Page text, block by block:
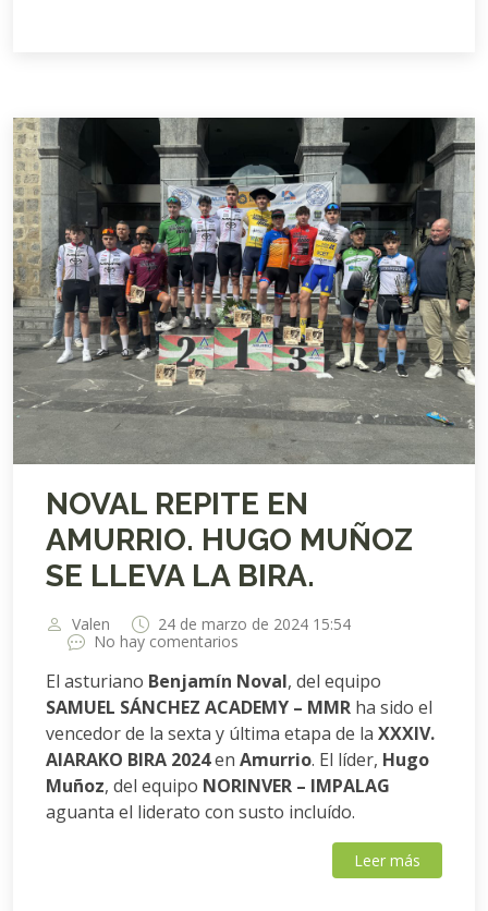
NOVAL REPITE EN
AMURRIO. HUGO MUÑOZ
SE LLEVA LA BIRA.
Valen
24 de marzo de 2024 15:54
No hay comentarios
El asturiano Benjamín Noval, del equipo
SAMUEL SÁNCHEZ ACADEMY – MMR ha sido el
vencedor de la sexta y última etapa de la XXXIV.
AIARAKO BIRA 2024en Amurrio. El líder, Hugo
Muñoz, del equipo NORINVER – IMPALAG
aguanta el liderato con susto incluído.
Leer más